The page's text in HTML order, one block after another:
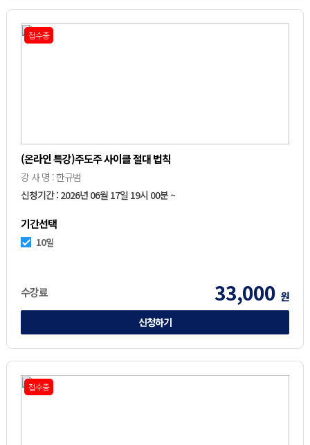
접수중
(온라인 특강)주도주 사이클 절대 법칙
강 사 명 : 한규범
신청기간 : 2026년 06월 17일 19시 00분 ~
기간선택
10일
수강료 33,000 원
신청하기
접수중